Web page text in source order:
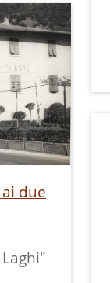
ad
i
ha
al
già
due